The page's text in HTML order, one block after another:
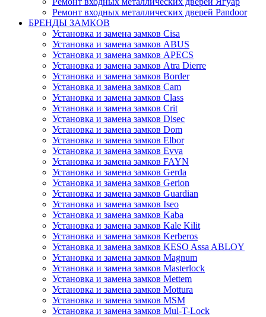
Ремонт входных металлических дверей Pandoor
БРЕНДЫ ЗАМКОВ
Установка и замена замков Cisa
Установка и замена замков ABUS
Установка и замена замков APECS
Установка и замена замков Atra Dierre
Установка и замена замков Border
Установка и замена замков Cam
Установка и замена замков Class
Установка и замена замков Crit
Установка и замена замков Disec
Установка и замена замков Dom
Установка и замена замков Elbor
Установка и замена замков Evva
Установка и замена замков FAYN
Установка и замена замков Gerda
Установка и замена замков Gerion
Установка и замена замков Guardian
Установка и замена замков Iseo
Установка и замена замков Kaba
Установка и замена замков Kale Kilit
Установка и замена замков Kerberos
Установка и замена замков KESO Assa ABLOY
Установка и замена замков Magnum
Установка и замена замков Masterlock
Установка и замена замков Mettem
Установка и замена замков Mottura
Установка и замена замков MSM
Установка и замена замков Mul-T-Lock